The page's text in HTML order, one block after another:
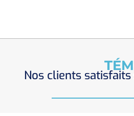
Nos clients